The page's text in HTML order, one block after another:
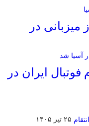
در
ایران در
۲۵ تیر ۱۴۰۵